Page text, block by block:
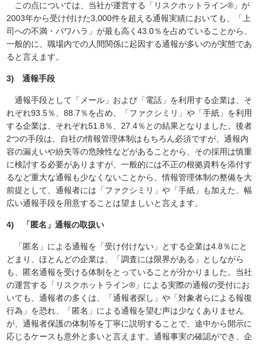
この点については、当社が運営する「リスクホットライン®」が
2003年から受け付けた3,000件を超える通報実績においても、「上
司への不満・パワハラ」が最も高く43.0％を占めていることから、
一般的に、職場内での人間関係に起因する通報が多いのが実態であ
ると言えます。
3) 通報手段
通報手段として「メール」および「電話」を利用する企業は、そ
れぞれ93.5％、88.7％を占め、「ファクシミリ」や「手紙」を利用
する企業は、それぞれ51.8％、27.4％との結果となりました。後者
2つの手段は、自社の情報管理体制はもちろん必須ですが、通報内
容の漏えいや紛失等の危険性などがあることから、その採用は慎重
に検討する必要がありますが、一般的には不正の根拠資料を添付す
るなど重大な通報も少なくないことから、情報管理体制の整備を大
前提として、通報者には「ファクシミリ」や「手紙」も加えた、幅
広い通報手段を用意することは望ましいと言えます。
4) 「匿名」通報の取扱い
「匿名」による通報を「受け付けない」とする企業は4.8％にと
どまり、ほとんどの企業は、「調査には限界がある」としながら
も、匿名通報を受ける体制をとっていることが分かりました。当社
の運営する「リスクホットライン®」による実際の通報の受付にお
いても、通報者の多くは、「通報者探し」や「対象者らによる報復
行為」を恐れ、「匿名」による通報を望む声は少なくありません
が、通報者保護の体制等を丁寧に説明することで、途中から開示に
応じるケースも意外と多いと言えます。通報事実の確認ができ、企